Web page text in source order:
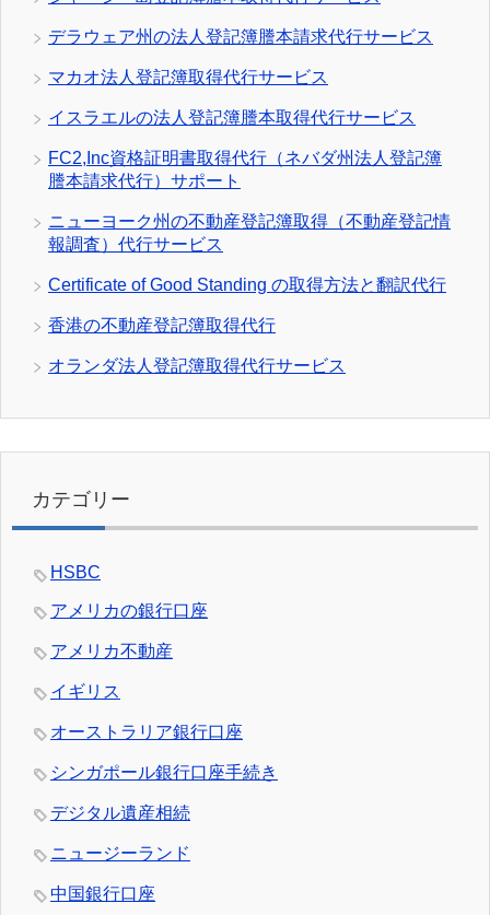
デラウェア州の法人登記簿謄本請求代行サービス
マカオ法人登記簿取得代行サービス
イスラエルの法人登記簿謄本取得代行サービス
FC2,Inc資格証明書取得代行（ネバダ州法人登記簿
謄本請求代行）サポート
ニューヨーク州の不動産登記簿取得（不動産登記情
報調査）代行サービス
Certificate of Good Standing の取得方法と翻訳代行
香港の不動産登記簿取得代行
オランダ法人登記簿取得代行サービス
カテゴリー
HSBC
アメリカの銀行口座
アメリカ不動産
イギリス
オーストラリア銀行口座
シンガポール銀行口座手続き
デジタル遺産相続
ニュージーランド
中国銀行口座